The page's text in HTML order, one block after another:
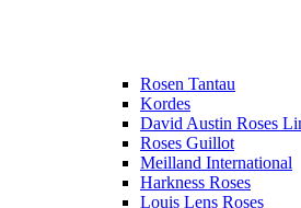
Rosen Tantau
Kordes
David Austin Roses
Roses Guillot
Meilland International
Harkness Roses
Louis Lens Roses